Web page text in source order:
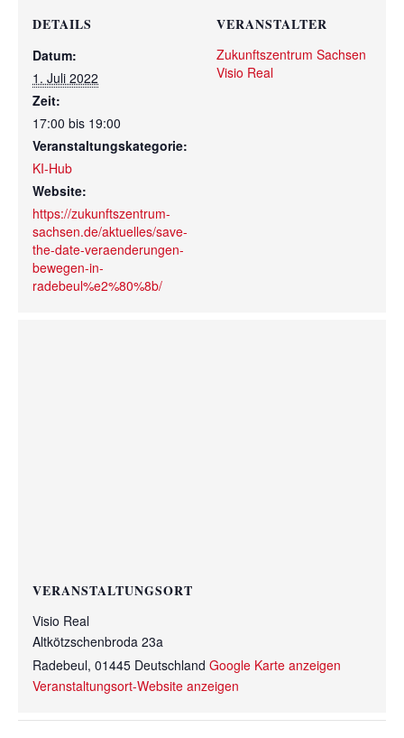
DETAILS
Datum:
1. Juli 2022
Zeit:
17:00 bis 19:00
Veranstaltungskategorie:
KI-Hub
Website:
https://zukunftszentrum-
sachsen.de/aktuelles/save-
the-date-veraenderungen-
bewegen-in-
radebeul%e2%80%8b/
VERANSTALTER
Zukunftszentrum Sachsen
Visio Real
VERANSTALTUNGSORT
Visio Real
Altkötzschenbroda 23a
Radebeul, 01445 Deutschland Google Karte anzeigen
Veranstaltungsort-Website anzeigen